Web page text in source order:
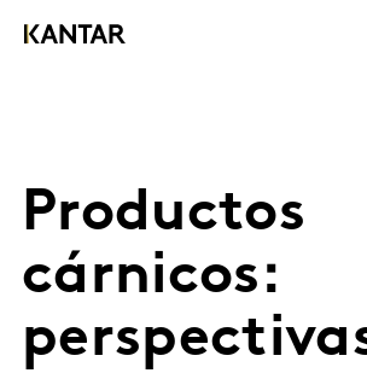
Productos
cárnicos: